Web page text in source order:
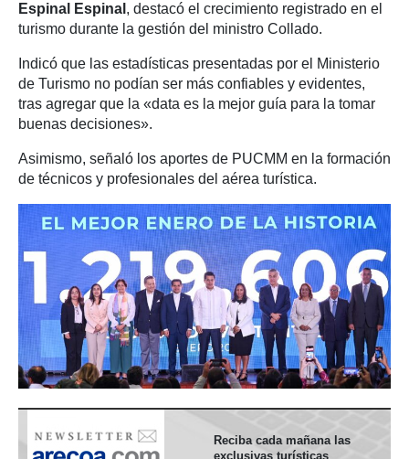
Espinal Espinal , destacó el crecimiento registrado en el
turismo durante la gestión del ministro Collado.
Indicó que las estadísticas presentadas por el Ministerio
de Turismo no podían ser más confiables y evidentes,
tras agregar que la «data es la mejor guía para la tomar
buenas decisiones».
Asimismo, señaló los aportes de PUCMM en la formación
de técnicos y profesionales del aérea turística.
Reciba cada mañana las
exclusivas turísticas